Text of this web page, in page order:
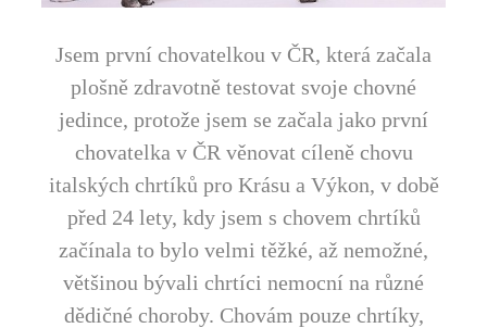
Jsem první chovatelkou v ČR, která začala
plošně zdravotně testovat svoje chovné
jedince, protože jsem se začala jako první
chovatelka v ČR věnovat cíleně chovu
italských chrtíků pro Krásu a Výkon, v době
před 24 lety, kdy jsem s chovem chrtíků
začínala to bylo velmi těžké, až nemožné,
většinou bývali chrtíci nemocní na různé
dědičné choroby. Chovám pouze chrtíky,